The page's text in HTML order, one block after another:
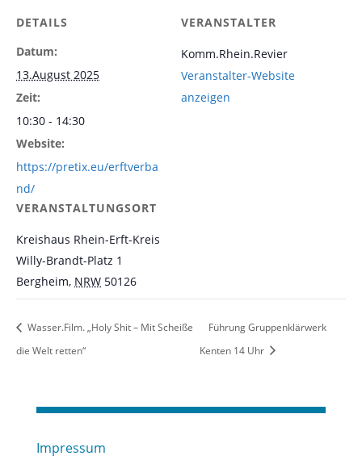
DETAILS
Datum:
13.August 2025
Zeit:
10:30 - 14:30
Website:
https://pretix.eu/erftverba
nd/
VERANSTALTUNGSORT
Kreishaus Rhein-Erft-Kreis
Willy-Brandt-Platz 1
Bergheim, NRW 50126
VERANSTALTER
Komm.Rhein.Revier
Veranstalter-Website
anzeigen
Wasser.Film. „Holy Shit – Mit Scheiße
die Welt retten“
Führung Gruppenklärwerk
Kenten 14 Uhr
Impressum